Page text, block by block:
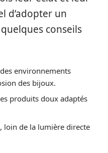
d’adopter un
conseils
environnements
des bijoux.
produits doux adaptés
loin de la lumière directe